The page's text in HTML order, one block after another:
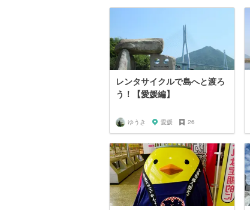
レンタサイクルで島へと渡ろ
う！【愛媛編】
ゆうき 愛媛 26